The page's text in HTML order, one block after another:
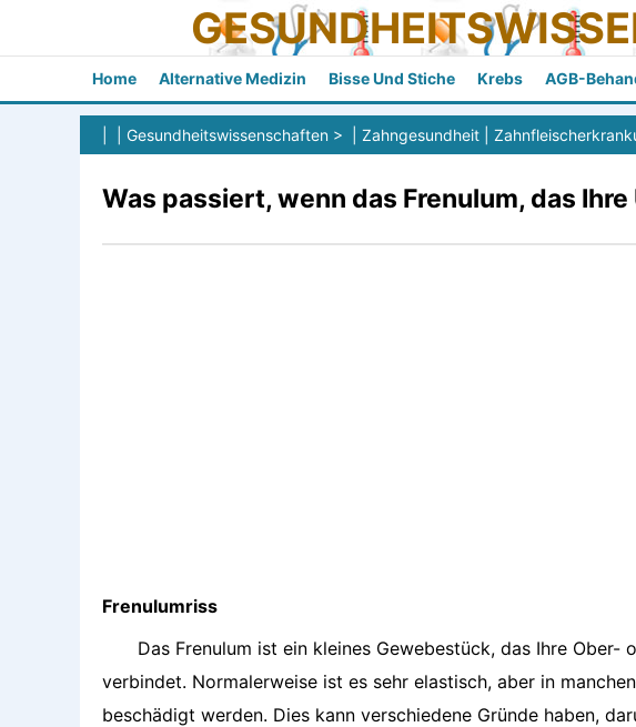
Home Alternative Medizin Bisse Und Stiche Krebs AGB-
Gesundheitswissenschaften > | Zahngesundheit
Was passiert, wenn das Frenulum, das
Frenulumriss
Das Frenulum ist ein kleines Gewebestück, das Ihre
verbindet. Normalerweise ist es sehr elastisch, aber in
beschädigt werden. Dies kann verschiedene Gründe haben,